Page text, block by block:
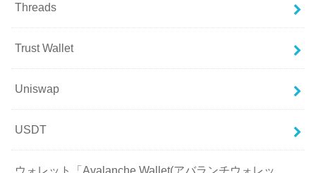
Threads
Trust Wallet
Uniswap
USDT
ウォレット「Avalanche Wallet(アバランチウォレッ